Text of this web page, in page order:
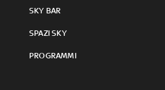
SKY BAR
SPAZI SKY
PROGRAMMI